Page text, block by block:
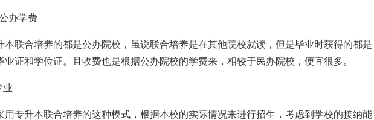
办学费
本联合培养的都是公办院校，虽说联合培养是在其他院校就读，但是毕业时获得的都是
业证和学位证。且收费也是根据公办院校的学费来，相较于民办院校，便宜很多。
业
用专升本联合培养的这种模式，根据本校的实际情况来进行招生，考虑到学校的接纳能